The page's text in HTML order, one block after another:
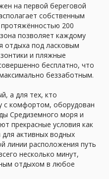
на первой береговой
собственным
200
позволяет каждому
отдыха под ласковым
и пляжные
бесплатно, что
беззаботным.
а для тех, кто
с комфортом, оборудован
Средиземного моря и
прекрасные условия как
для активных водных
линии расположения путь
несколько минут,
отдыхом в любое